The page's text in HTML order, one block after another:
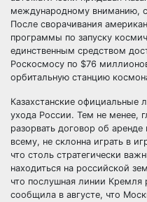
международному вниманию,
После сворачивания
программы по запуску
единственным средством
Роскосмосу по $76
орбитальную станцию
Казахстанские официальные
ухода России. Тем не менее,
разорвать договор об
всему, не склонна играть в
что столь стратегически
находиться на российской
что послушная линии Кремля
сообщила в августе, что